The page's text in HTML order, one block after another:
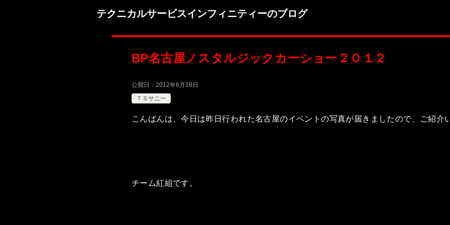
テクニカルサービスインフィニティーのブログ
BP名古屋ノスタルジックカーショー２０１２
公開日： 2012年6月18日
ＴＳサニー
こんばんは、今日は昨日行われた名古屋のイベントの写真が届きましたので、ご紹介
チーム紅組です。